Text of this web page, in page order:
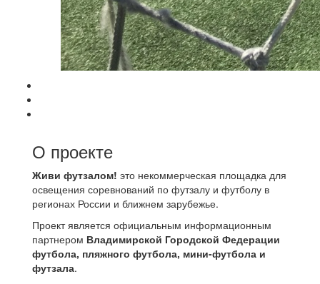
О проекте
Живи футзалом! это некоммерческая площадка для
освещения соревнований по футзалу и футболу в
регионах России и ближнем зарубежье.
Проект является официальным информационным
партнером Владимирской Городской Федерации
футбола, пляжного футбола, мини-футбола и
футзала.